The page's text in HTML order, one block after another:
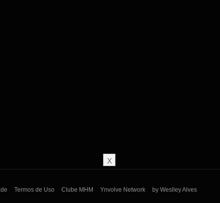
Termos de Uso Clube MHM Ynvolve Network by Weslley Alves
X